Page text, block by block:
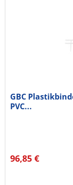
GBC
PVC...
96,85 €